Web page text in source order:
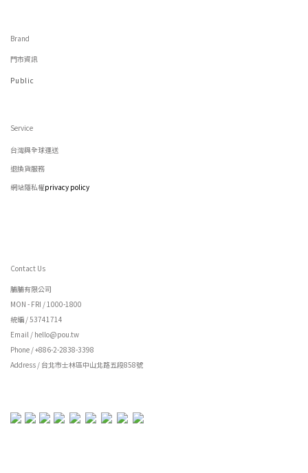
Brand
門市資訊
Public
Service
台灣與全球運送
退換貨服務
網站隱私權privacy policy
Contact Us
脯脯有限公司
MON - FRI / 1000-1800
統編 / 53741714
Email / hello@pou.tw
Phone / +886-2-2838-3398
Address / 台北市士林區中山北路五段858號